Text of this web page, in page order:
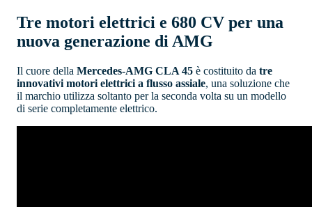
Tre motori elettrici e 680 CV per una
nuova generazione di AMG
Il cuore della Mercedes-AMG CLA 45 è costituito da tre
innovativi motori elettrici a flusso assiale, una soluzione che
il marchio utilizza soltanto per la seconda volta su un modello
di serie completamente elettrico.